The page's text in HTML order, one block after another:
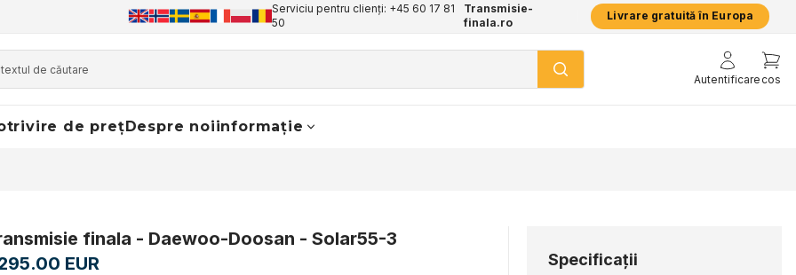
Serviciu pentru clienți: +45 60 17 81
50
Transmisie-
finala.ro
Livrare gratuită în Europa
Autentificare cos
de prețDespre noiinformație
finala - Daewoo-Doosan - Solar55-3
EUR
Specificaţii